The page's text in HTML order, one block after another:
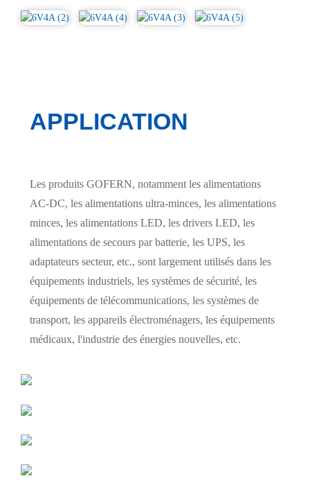
APPLICATION
Les produits GOFERN, notamment les alimentations
AC-DC, les alimentations ultra-minces, les alimentations
minces, les alimentations LED, les drivers LED, les
alimentations de secours par batterie, les UPS, les
adaptateurs secteur, etc., sont largement utilisés dans les
équipements industriels, les systèmes de sécurité, les
équipements de télécommunications, les systèmes de
transport, les appareils électroménagers, les équipements
médicaux, l'industrie des énergies nouvelles, etc.